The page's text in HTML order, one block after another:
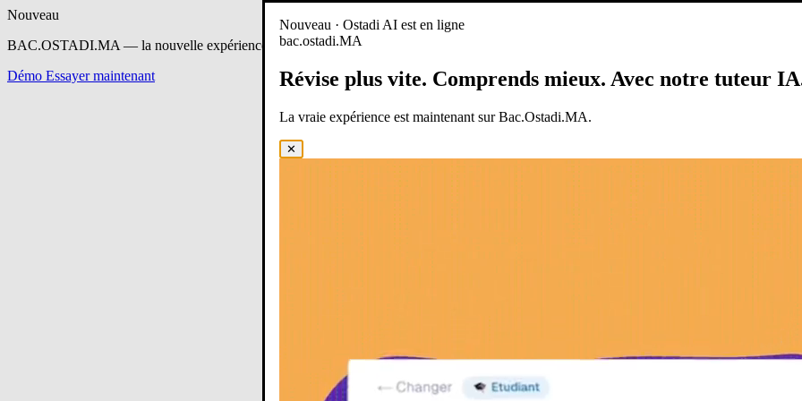
Nouveau
BAC.OSTADI.MA — la nouvelle expérience d’apprentissage est en ligne
Démo Essayer maintenant
Nouveau · Ostadi AI est en ligne
bac.ostadi.MA
Révise plus vite. Comprends mieux. Avec notre tuteur
La vraie expérience est maintenant sur Bac.Ostadi.MA.
✕